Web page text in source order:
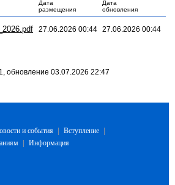
Дата
размещения
Дата
обновления
27.06.2026 00:44 27.06.2026 00:44
обновление 03.07.2026 22:47
и события Вступление
Информация